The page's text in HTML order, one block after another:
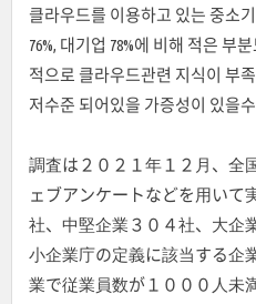
클라우드를 이용하고 있는 중소
76%, 대기업 78%에 비해 적은 부
적으로 클라우드관련 지식이 부
저수준 되어있을 가증성이 있을
調査は２０２１年１２月、全
ェブアンケートなどを用いて
社、中堅企業３０４社、大企
小企業庁の定義に該当する企
業で従業員数が１０００人未